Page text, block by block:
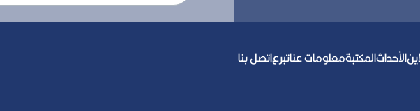
اﻷحداثالمكتبةمعلومات عناتبرعاتصل بنا